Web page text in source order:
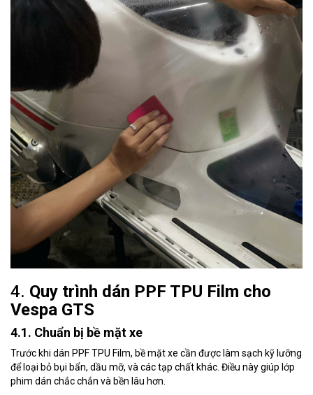
4. Quy trình dán PPF TPU Film cho
Vespa GTS
4.1. Chuẩn bị bề mặt xe
Trước khi dán PPF TPU Film, bề mặt xe cần được làm sạch kỹ lưỡng
để loại bỏ bụi bẩn, dầu mỡ, và các tạp chất khác. Điều này giúp lớp
phim dán chắc chắn và bền lâu hơn.